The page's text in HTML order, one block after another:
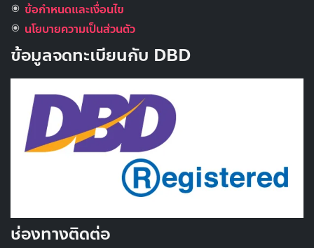
ข้อกำหนดและเงื่อนไข
นโยบายความเป็นส่วนตัว
ข้อมูลจดทะเบียนกับ DBD
ช่องทางติดต่อ